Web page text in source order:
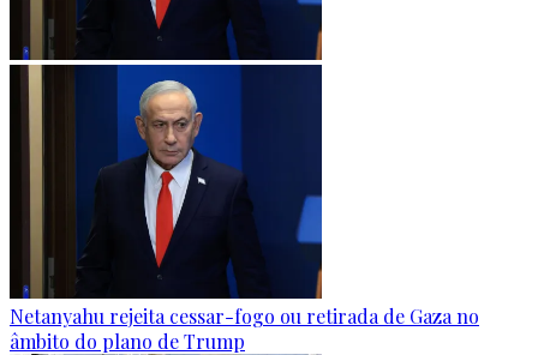
Netanyahu rejeita cessar-fogo ou retirada de Gaza no
âmbito do plano de Trump